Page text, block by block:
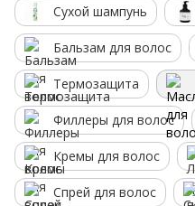
Сухой шампунь
Бальзам для волос
Термозащита
Филлеры для волос
Кремы для волос
Спрей для волос